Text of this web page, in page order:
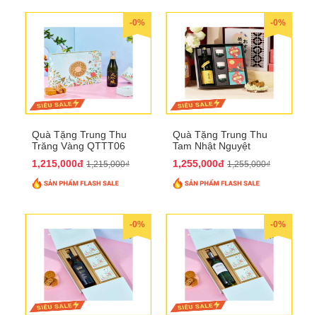
-0%
Quà Tặng Trung Thu
Trăng Vàng QTTT06
1,215,000đ 1,215,000₫
-0%
Quà Tặng Trung Thu
Tam Nhật Nguyệt
1,255,000đ 1,255,000₫
-0% -0%